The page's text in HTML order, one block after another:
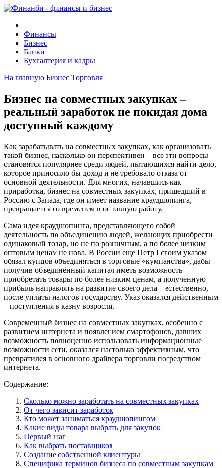
Финансы
Бизнес
Банки
Бухгалтерия и кадры
На главную Бизнес Торговля
Бизнес на совместных закупках –
реальный заработок не покидая дома
доступный каждому
Как зарабатывать на совместных закупках, как организовать
такой бизнес, насколько он перспективен – все эти вопросы
становятся популярнее среди людей, пытающихся найти дело,
которое приносило бы доход и не требовало отказа от
основной деятельности. Для многих, начавшись как
приработка, бизнес на совместных закупках, пришедший в
Россию с Запада, где он имеет название краудшопинга,
превращается со временем в основную работу.
Сама идея краудшопинга, представляющего собой
деятельность по объединению людей, желающих приобрести
одинаковый товар, но не по розничным, а по более низким
оптовым ценам не нова. В России еще Петр I своим указом
обязал купцов объединяться в торговые «кумпанства», дабы
получив объединённый капитал иметь возможность
приобретать товары по более низким ценам, а полученную
прибыль направлять на развитие своего дела – естественно,
после уплаты налогов государству. Указ оказался действенным
– поступления в казну возросли.
Современный бизнес на совместных закупках, особенно с
развитием интернета и появлением смартофонов, давших
возможность полноценно использовать информационные
возможности сети, оказался настолько эффективным, что
превратился в основного драйвера торговли посредством
интернета.
Содержание:
Сколько можно заработать на совместных закупках
От чего зависит заработок
Кто может заниматься краудшопингом
Какие виды товара выбрать для закупок
Первый шаг
Как выбрать поставщиков
Создание собственной клиентуры
Специфика терминов бизнеса по совместным закупкам